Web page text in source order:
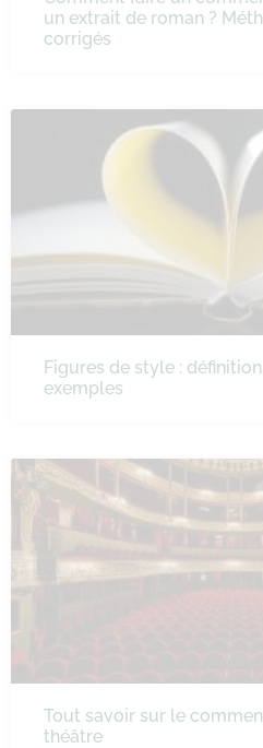
un extrait de roman ?
corrigés
Figures de style :
exemples
Tout savoir sur le
théâtre